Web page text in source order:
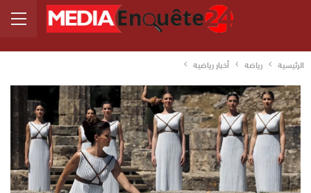
الرئيسية رياضة أخبار رياضية